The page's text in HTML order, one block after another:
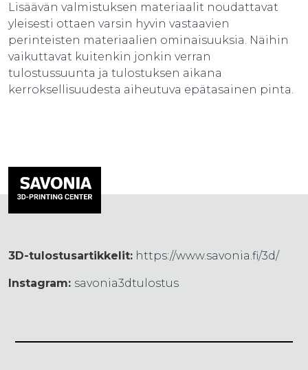
Lisäävän valmistuksen materiaalit noudattavat
yleisesti ottaen varsin hyvin vastaavien
perinteisten materiaalien ominaisuuksia. Näihin
vaikuttavat kuitenkin jonkin verran
tulostussuunta ja tulostuksen aikana
kerroksellisuudesta aiheutuva epätasainen pinta.
3D-tulostusartikkelit: https://www.savonia.fi/3d/
Instagram: savonia3dtulostus